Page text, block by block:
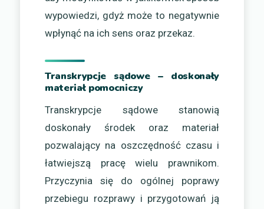
wypowiedzi, gdyż może to negatywnie
wpłynąć na ich sens oraz przekaz.
Transkrypcje sądowe – doskonały
materiał pomocniczy
Transkrypcje sądowe stanowią
doskonały środek oraz materiał
pozwalający na oszczędność czasu i
łatwiejszą pracę wielu prawnikom.
Przyczynia się do ogólnej poprawy
przebiegu rozprawy i przygotowań ją